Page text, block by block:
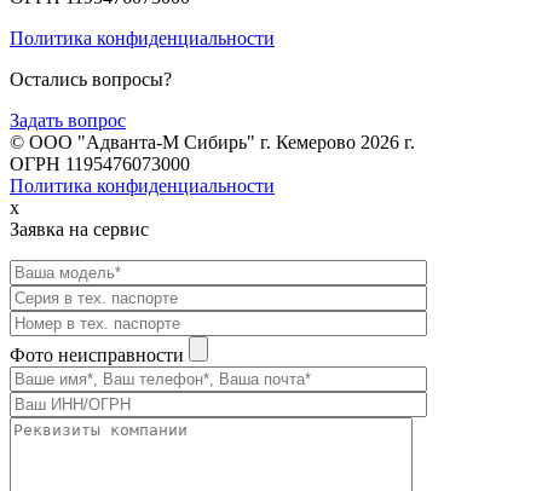
Политика конфиденциальности
Остались вопросы?
Задать вопрос
© ООО "Адванта-М Сибирь" г. Кемерово 2026 г.
ОГРН 1195476073000
Политика конфиденциальности
x
Заявка на сервис
Фото неисправности